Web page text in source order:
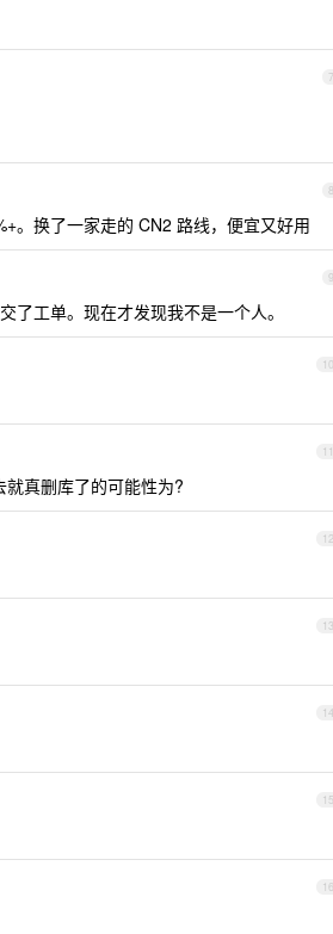
7
8
。换了一家走的 CN2 路线，便宜又好用
9
工单。现在才发现我不是一个人。
10
11
真删库了的可能性为?
12
13
14
15
16